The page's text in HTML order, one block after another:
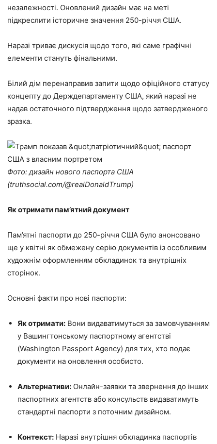
незалежності. Оновлений дизайн має на меті
підкреслити історичне значення 250-річчя США.
Наразі триває дискусія щодо того, які саме графічні
елементи стануть фінальними.
Білий дім перенаправив запити щодо офіційного статусу
концепту до Держдепартаменту США, який наразі не
надав остаточного підтвердження щодо затвердженого
зразка.
Фото: дизайн нового паспорта США
(truthsocial.com/@realDonaldTrump)
Як отримати пам’ятний документ
Пам’ятні паспорти до 250-річчя США було анонсовано
ще у квітні як обмежену серію документів із особливим
художнім оформленням обкладинок та внутрішніх
сторінок.
Основні факти про нові паспорти:
Як отримати: Вони видаватимуться за замовчуванням
у Вашингтонському паспортному агентстві
(Washington Passport Agency) для тих, хто подає
документи на оновлення особисто.
Альтернативи: Онлайн-заявки та звернення до інших
паспортних агентств або консульств видаватимуть
стандартні паспорти з поточним дизайном.
Контекст: Наразі внутрішня обкладинка паспортів